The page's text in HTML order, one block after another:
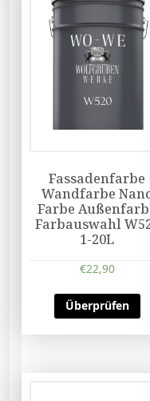
Fassadenfarbe
Wandfarbe
Farbe
Farbauswahl
1-20L
€22,90
Überprüfen